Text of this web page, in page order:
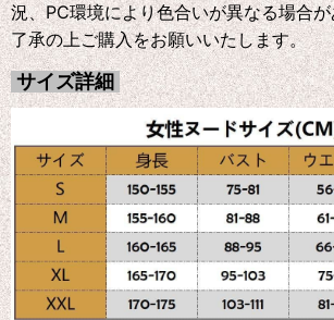
況、PC環境により色合いが異なる場合
了承の上ご購入をお願いいたします。
サイズ詳細